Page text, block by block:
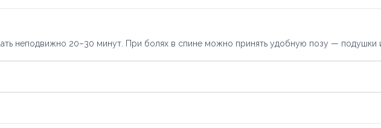
неподвижно 20–30 минут. При болях в спине можно принять удобную позу — подушки